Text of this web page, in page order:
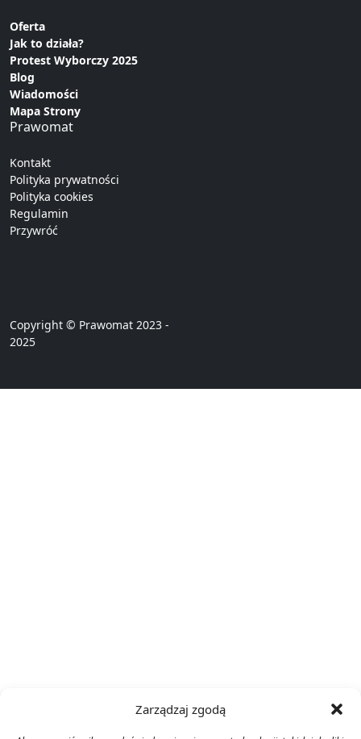
Zarządzaj zgodą
Oferta
Jak to działa?
Protest Wyborczy 2025
Blog
Wiadomości
Mapa Strony
Prawomat
Kontakt
Polityka prywatności
Polityka cookies
Regulamin
Przywróć
Copyright © Prawomat 2023 -
2025